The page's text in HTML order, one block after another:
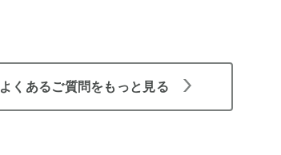
よくあるご質問をもっと見る